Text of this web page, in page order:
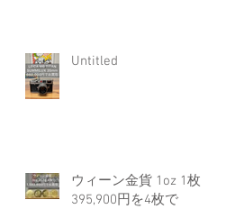
Untitled
ウィーン金貨 1oz 1枚
395,900円を4枚で